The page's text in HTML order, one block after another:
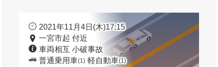
2021年11月4日(木)17:15
一宮市起 付近
車両相互 小破事故
普通乗用車(1) 軽自動車(1)